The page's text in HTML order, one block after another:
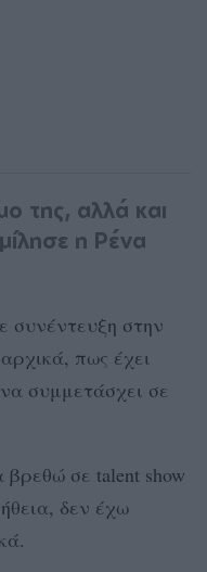
της, αλλά και
η Ρένα
συνέντευξη στην
πως έχει
συμμετάσχει σε
βρεθώ σε talent show
δεν έχω